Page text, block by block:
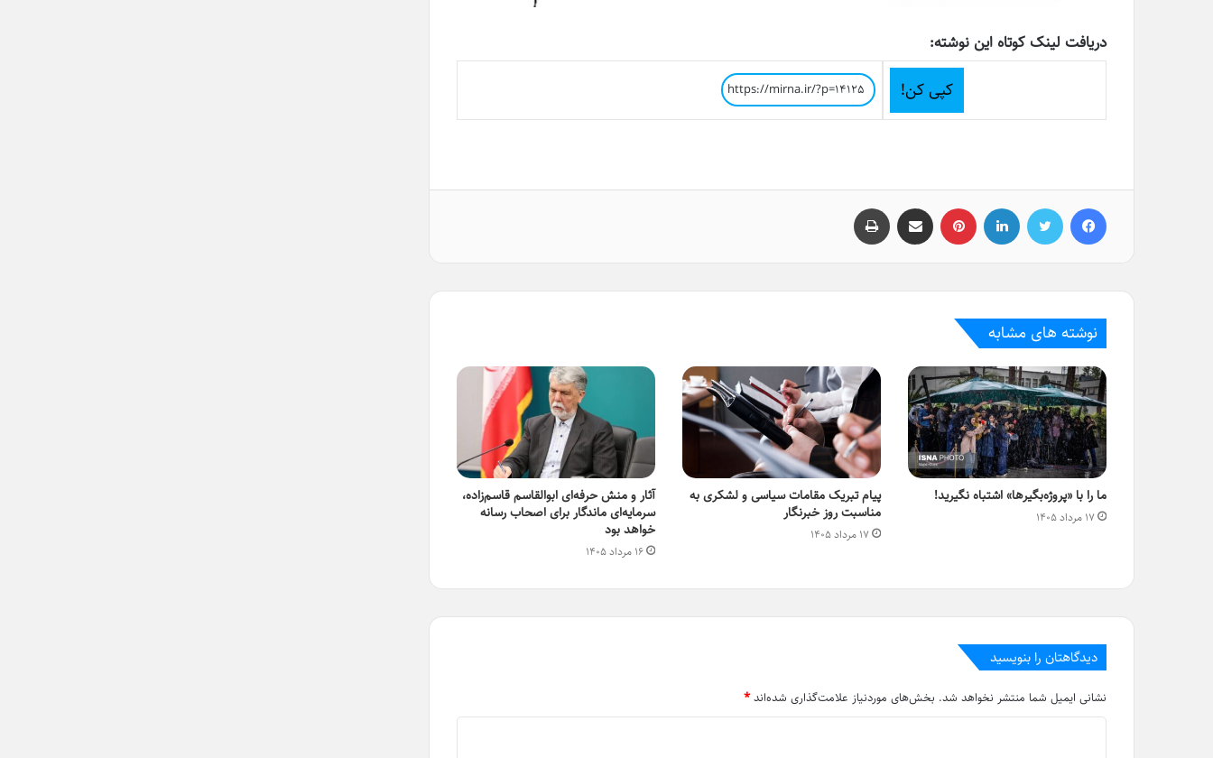
دریافت لینک کوتاه این نوشته:
کپی کن!
فیسبوک توییتر لینکداین پینتریست اشتراک گذاری با ایمیل
نوشته های مشابه
ما را با «پروژه‌بگیرها» اشتباه نگیرید!
۱۷ مرداد ۱۴۰۵
پیام تبریک مقامات سیاسی و لشکری به
مناسبت روز خبرنگار
۱۷ مرداد ۱۴۰۵
آثار و منش حرفه‌ای ابوالقاسم قاسم‌زاده،
سرمایه‌ای ماندگار برای اصحاب رسانه
خواهد بود
۱۶ مرداد ۱۴۰۵
دیدگاهتان را بنویسید
نشانی ایمیل شما منتشر نخواهد شد. بخش‌های موردنیاز علامت‌گذاری شده‌اند *